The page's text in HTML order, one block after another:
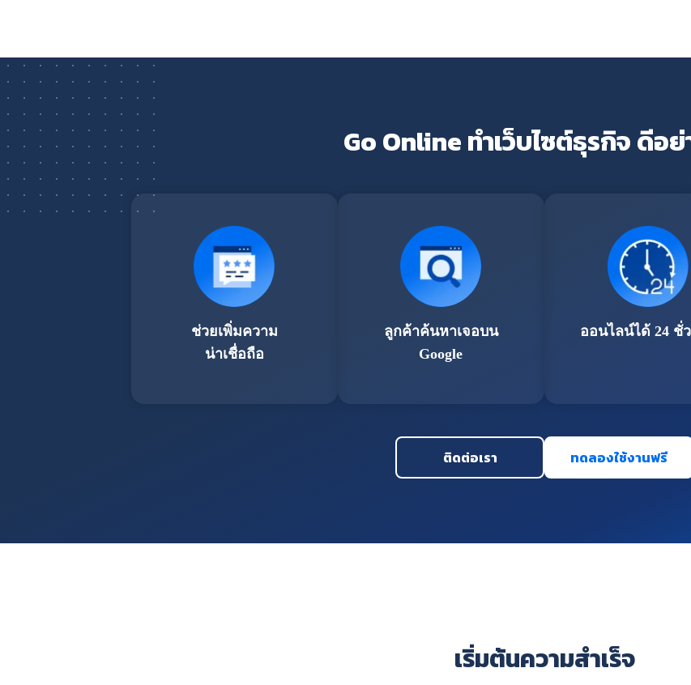
Go Online ทำเว็บไซต์ธุรกิจ ดีอย่
ช่วยเพิ่มความ
น่าเชื่อถือ
ลูกค้าค้นหาเจอบน
Google
ออนไลน์ได้ 24 ชั่
ติดต่อเรา ทดลองใช้งานฟรี
เริ่มต้นความสำเร็จ